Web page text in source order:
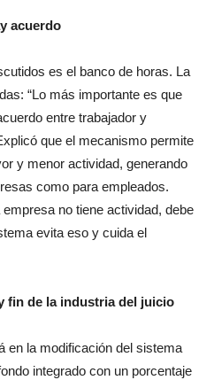
acuerdo
es el banco de horas. La
“Lo más importante es que
entre trabajador y
que el mecanismo permite
y menor actividad, generando
como para empleados.
no tiene actividad, debe
evita eso y cuida el
fin de la industria del juicio
en la modificación del sistema
integrado con un porcentaje